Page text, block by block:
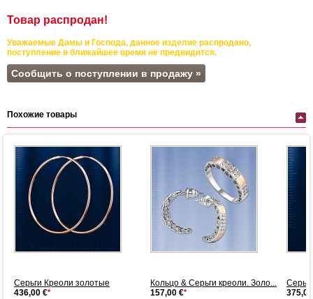
Товар распродан!
Уважаемые Дамы и Господа, данное изделие распродано,
поступление в ближайшее время не предвидится.
Сообщить о поступлении в продажу »
Похожие товары
Серьги Креоли золотые
436,00 €*
Кольцо & Серьги креоли. Золо...
157,00 €*